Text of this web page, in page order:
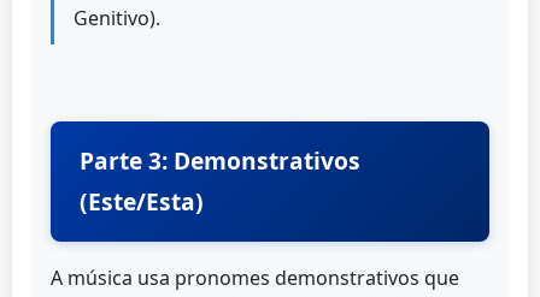
Genitivo).
Parte 3: Demonstrativos
(Este/Esta)
A música usa pronomes demonstrativos que